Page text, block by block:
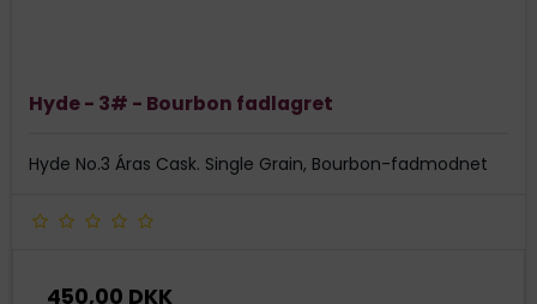
Hyde - 3# - Bourbon fadlagret
Hyde No.3 Áras Cask. Single Grain, Bourbon-fadmodnet
450,00 DKK